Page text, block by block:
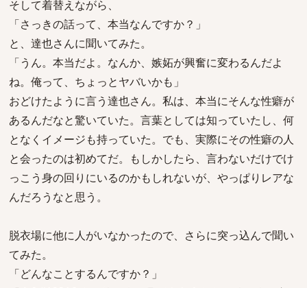
そして着替えながら、
「さっきの話って、本当なんですか？」
と、達也さんに聞いてみた。
「うん。本当だよ。なんか、嫉妬が興奮に変わるんだよ
ね。俺って、ちょっとヤバいかも」
おどけたように言う達也さん。私は、本当にそんな性癖が
あるんだなと驚いていた。言葉としては知っていたし、何
となくイメージも持っていた。でも、実際にその性癖の人
と会ったのは初めてだ。もしかしたら、言わないだけでけ
っこう身の回りにいるのかもしれないが、やっぱりレアな
んだろうなと思う。
脱衣場に他に人がいなかったので、さらに突っ込んで聞い
てみた。
「どんなことするんですか？」